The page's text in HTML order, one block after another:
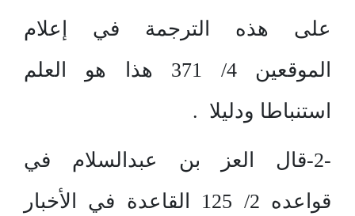
على هذه الترجمة في إعلام
الموقعين 4/ 371 هذا هو العلم
استنباطا ودليلا .
-2-قال العز بن عبدالسلام في
قواعده 2/ 125 القاعدة في الأخبار